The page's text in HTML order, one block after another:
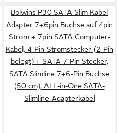
Bolwins P30 SATA Slim Kabel
Adapter 7+6pin Buchse auf 4pin
Strom + 7pin SATA Computer-
Kabel, 4-Pin Stromstecker (2-Pin
belegt) + SATA 7-Pin Stecker,
SATA Slimline 7+6-Pin Buchse
(50 cm), ALL-in-One SATA-
Slimline-Adapterkabel